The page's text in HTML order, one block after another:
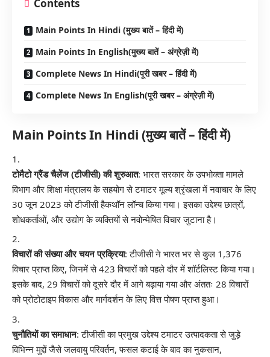
Contents
Main Points In Hindi (मुख्य बातें – हिंदी में)
Main Points In English(मुख्य बातें – अंग्रेज़ी में)
Complete News In Hindi(पूरी खबर – हिंदी में)
Complete News In English(पूरी खबर – अंग्रेज़ी में)
Main Points In Hindi (मुख्य बातें – हिंदी में)
टोमैटो ग्रैंड चैलेंज (टीजीसी) की शुरुआत: भारत सरकार के उपभोक्ता मामले
विभाग और शिक्षा मंत्रालय के सहयोग से टमाटर मूल्य श्रृंखला में नवाचार के लिए
30 जून 2023 को टीजीसी हैकथॉन लॉन्च किया गया। इसका उद्देश्य छात्रों,
शोधकर्ताओं, और उद्योग के व्यक्तियों से नवोन्मेषित विचार जुटाना है।
विचारों की संख्या और चयन प्रक्रिया: टीजीसी ने भारत भर से कुल 1,376
विचार प्राप्त किए, जिनमें से 423 विचारों को पहले दौर में शॉर्टलिस्ट किया गया।
इसके बाद, 29 विचारों को दूसरे दौर में आगे बढ़ाया गया और अंततः 28 विचारों
को प्रोटोटाइप विकास और मार्गदर्शन के लिए वित्त पोषण प्राप्त हुआ।
चुनौतियों का समाधान: टीजीसी का प्रमुख उद्देश्य टमाटर उत्पादकता से जुड़े
विभिन्न मुद्दों जैसे जलवायु परिवर्तन, फसल कटाई के बाद का नुकसान,